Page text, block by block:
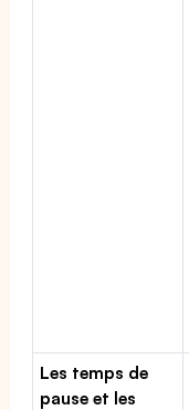
Les temps de
pause et les